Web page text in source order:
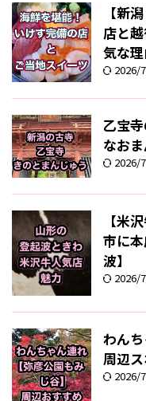
【新
店と
気な
2026/
乙宝
なお
2026/
【米
市に
波】
2026/
わん
周辺
2026/